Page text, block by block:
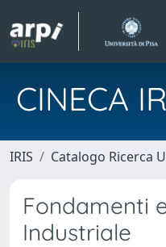
CINECA
IRIS Catalogo Ricerca
Fondamenti
Industriale